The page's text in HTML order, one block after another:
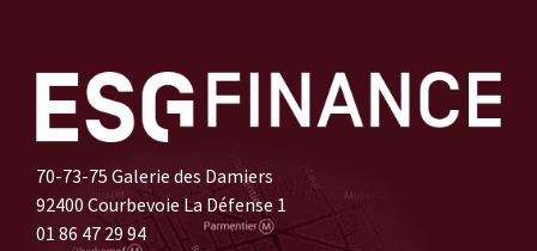
70-73-75 Galerie des Damiers
92400 Courbevoie La Défense 1
01 86 47 29 94